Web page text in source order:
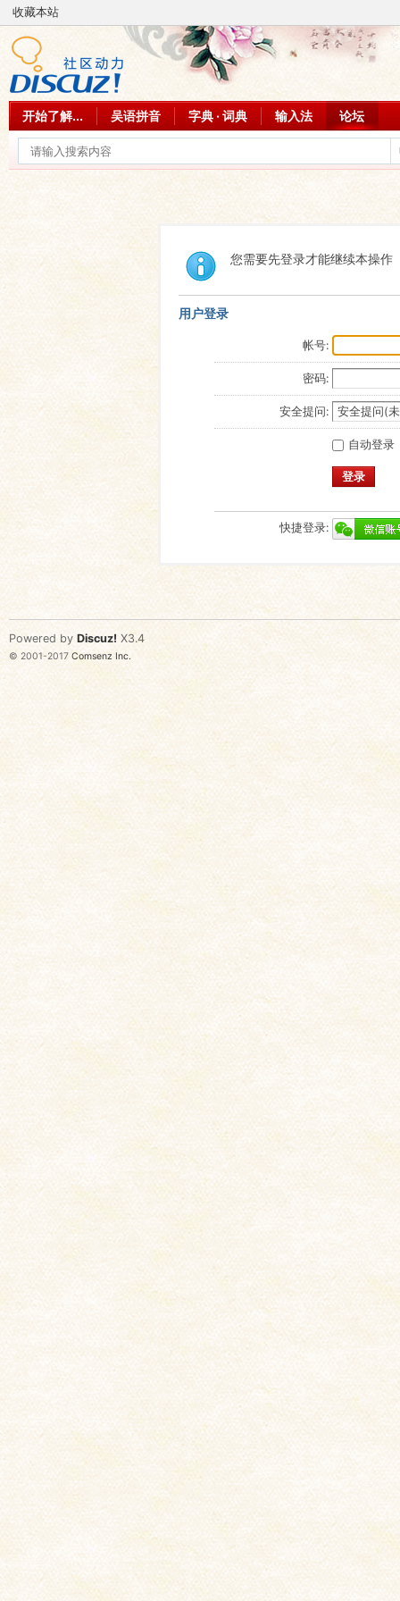
收藏本站
开始了解... 吴语拼音 字典 · 词典 输入法 论坛
您需要先登录才能继续本操作
用户登录
帐号:
密码:
安全提问:
自动登录
登录
快捷登录:
Powered by Discuz! X3.4
© 2001-2017 Comsenz Inc.